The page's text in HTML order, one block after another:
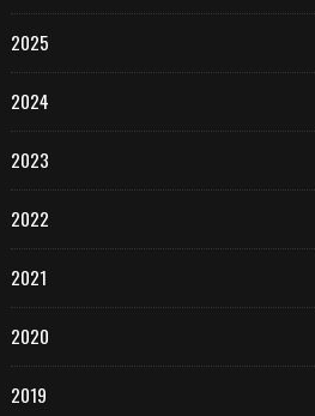
2025
2024
2023
2022
2021
2020
2019